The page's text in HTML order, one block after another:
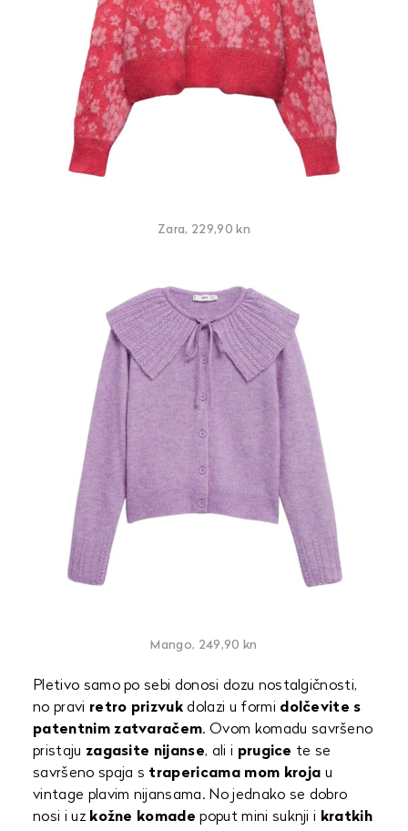
Zara, 229,90 kn
Mango, 249,90 kn
Pletivo samo po sebi donosi dozu nostalgičnosti,
no pravi retro prizvuk dolazi u formi dolčevite s
patentnim zatvaračem. Ovom komadu savršeno
pristaju zagasite nijanse, ali i prugice te se
savršeno spaja s trapericama mom kroja u
vintage plavim nijansama. No jednako se dobro
nosi i uz kožne komade poput mini suknji i kratkih